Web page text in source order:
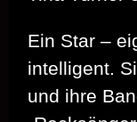
Ein Star –
intelligent.
und ihre